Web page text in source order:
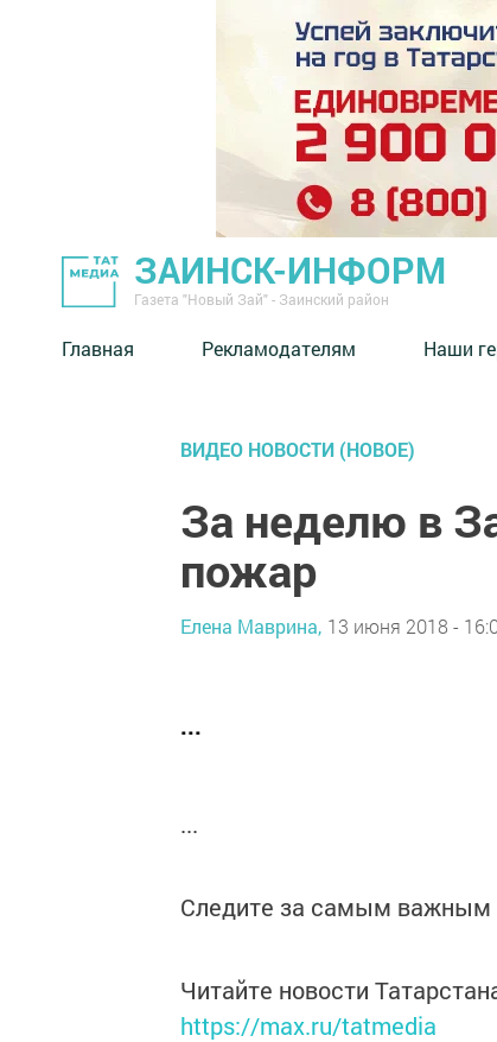
ЗАИНСК-ИНФОРМ
Газета "Новый Зай" - Заинский район
Главная Рекламодателям Наши
ВИДЕО НОВОСТИ (НОВОЕ)
За неделю в
пожар
Елена Маврина, 13 июня 2018 -
...
...
Следите за самым важным
Читайте новости
https://max.ru/tatmedia